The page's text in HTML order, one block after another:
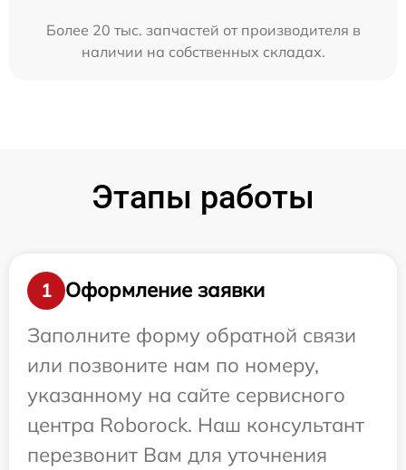
Более 20 тыс. запчастей от производителя в
наличии на собственных складах.
Этапы работы
1
Оформление заявки
Заполните форму обратной связи
или позвоните нам по номеру,
указанному на сайте сервисного
центра Roborock. Наш консультант
перезвонит Вам для уточнения